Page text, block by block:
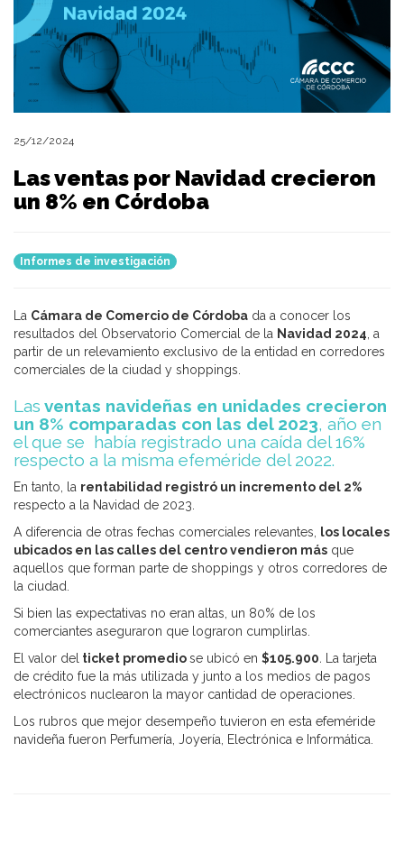
25/12/2024
Las ventas por Navidad crecieron
un 8% en Córdoba
Informes de investigación
La Cámara de Comercio de Córdoba da a conocer los
resultados del Observatorio Comercial de la Navidad 2024 , a
partir de un relevamiento exclusivo de la entidad en corredores
comerciales de la ciudad y shoppings.
Las ventas navideñas en unidades crecieron
un 8% comparadas con las del 2023, año en
el que se había registrado una caída del 16%
respecto a la misma efeméride del 2022.
En tanto, la rentabilidad registró un incremento del 2%
respecto a la Navidad de 2023.
A diferencia de otras fechas comerciales relevantes,
los locales
ubicados en las calles del centro vendieron más que
aquellos que forman parte de shoppings y otros corredores de
la ciudad.
Si bien las expectativas no eran altas, un 80% de los
comerciantes aseguraron que lograron cumplirlas.
El valor del ticket promediose ubicó en $105.900. La tarjeta
de crédito fue la más utilizada y junto a los medios de pagos
electrónicos nuclearon la mayor cantidad de operaciones.
Los rubros que mejor desempeño tuvieron en esta efeméride
navideña fueron Perfumería, Joyería, Electrónica e Informática.